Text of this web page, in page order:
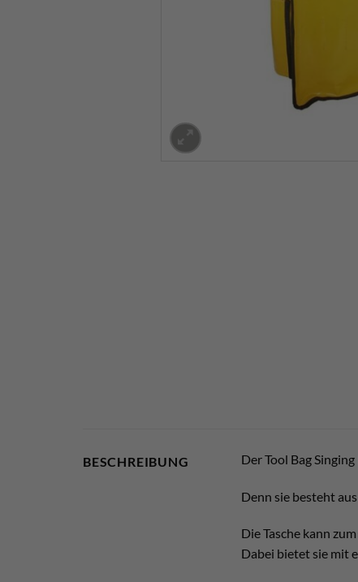
BESCHREIBUNG Der Tool Bag
Denn sie besteht
Die Tasche kann
Dabei bietet sie mit